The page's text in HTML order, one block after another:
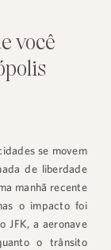
você
se movem
de liberdade
manhã recente
o impacto foi
JFK, a aeronave
o trânsito